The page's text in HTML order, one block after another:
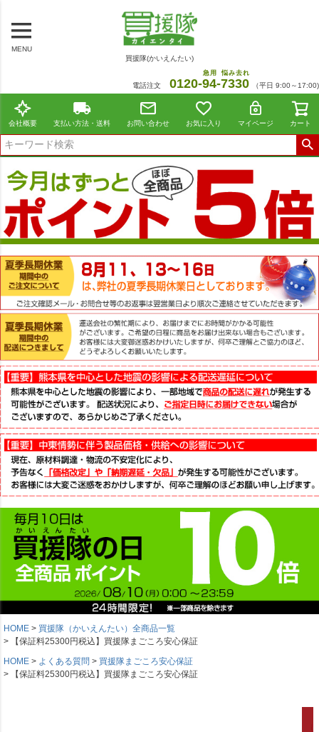
MENU
買援隊(かいえんたい)
電話注文 0120-94
急用
-7330
悩み去れ
（平日 9:00～17:00)
会社概要 支払い方法・送料 お問い合わせ お気に入り マイページ カート
HOME
買援隊（かいえんたい）全商品一覧
【保証料25300円税込】買援隊まごころ安心保証
HOME
よくある質問
買援隊まごころ安心保証
【保証料25300円税込】買援隊まごころ安心保証